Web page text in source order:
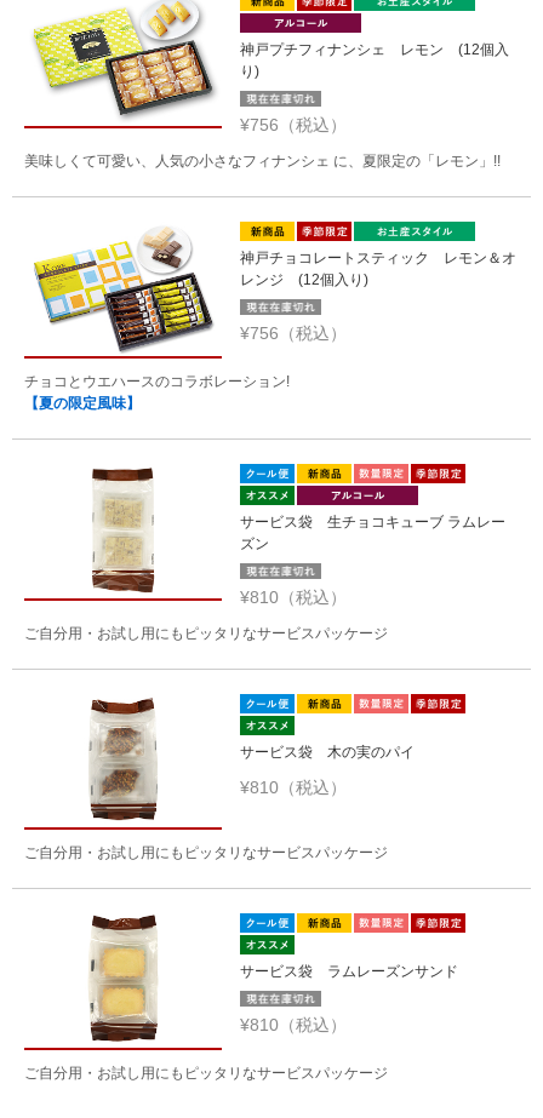
神戸プチフィナンシェ レモン (12個入
り)
¥756（税込）
美味しくて可愛い、人気の小さなフィナンシェ に、夏限定の「レモン」!!
神戸チョコレートスティック レモン＆オ
レンジ (12個入り)
¥756（税込）
チョコとウエハースのコラボレーション!
【夏の限定風味】
サービス袋 生チョコキューブ ラムレー
ズン
¥810（税込）
ご自分用・お試し用にもピッタリなサービスパッケージ
サービス袋 木の実のパイ
¥810（税込）
ご自分用・お試し用にもピッタリなサービスパッケージ
サービス袋 ラムレーズンサンド
¥810（税込）
ご自分用・お試し用にもピッタリなサービスパッケージ